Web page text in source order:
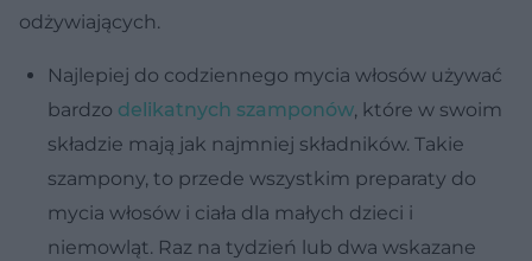
odżywiających.
Najlepiej do codziennego mycia włosów używać
bardzo delikatnych szamponów, które w swoim
składzie mają jak najmniej składników. Takie
szampony, to przede wszystkim preparaty do
mycia włosów i ciała dla małych dzieci i
niemowląt. Raz na tydzień lub dwa wskazane